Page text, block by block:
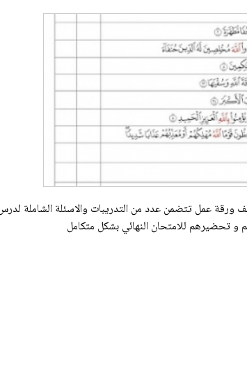
ورقة عمل تتضمن عدد من التدريبات والاسئلة الشاملة
و تحضيرهم للامتحان النهائي بشكل متكامل